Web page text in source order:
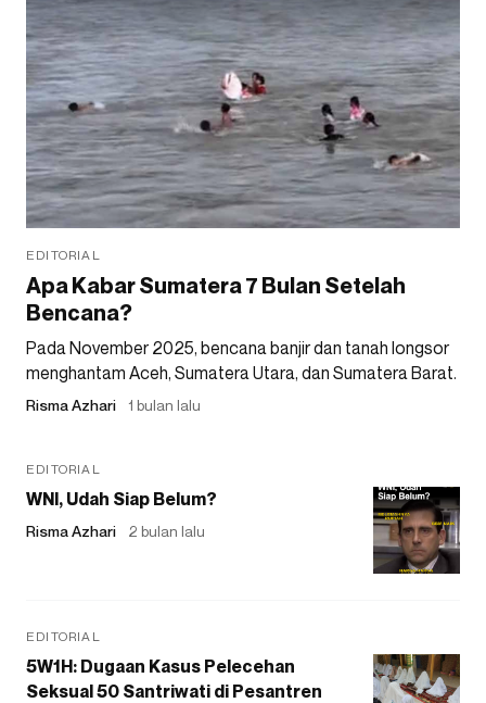
EDITORIAL
Apa Kabar Sumatera 7 Bulan Setelah
Bencana?
Pada November 2025, bencana banjir dan tanah longsor
menghantam Aceh, Sumatera Utara, dan Sumatera Barat.
Risma Azhari 1 bulan lalu
EDITORIAL
WNI, Udah Siap Belum?
Risma Azhari 2 bulan lalu
EDITORIAL
5W1H: Dugaan Kasus Pelecehan
Seksual 50 Santriwati di Pesantren